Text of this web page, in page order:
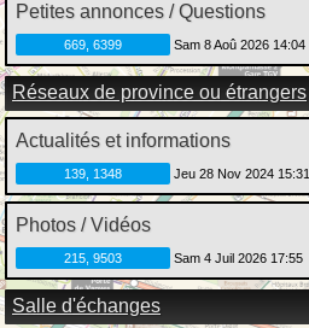
Petites annonces / Questions
669, 6399 Sam 8 Aoû 2026 14:04
Réseaux de province ou étrangers
Actualités et informations
139, 1348 Jeu 28 Nov 2024 15:31
Photos / Vidéos
215, 9503 Sam 4 Juil 2026 17:55
Salle d'échanges